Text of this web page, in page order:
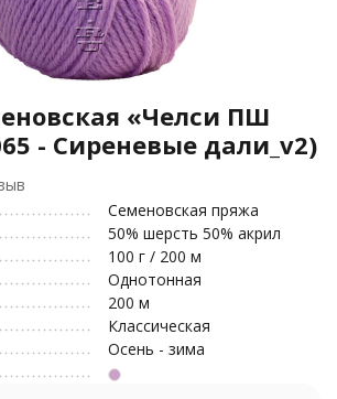
«Челси ПШ
- Сиреневые дали_v2)
Семеновская пряжа
50% шерсть 50% акрил
100 г / 200 м
Однотонная
200 м
Классическая
Осень - зима